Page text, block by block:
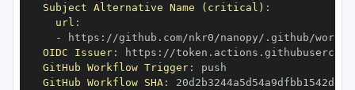
Subject Alternative Name (critical) :
url :
-
https : //github.com/nkr0/nanopy/.github/
OIDC Issuer: https :
GitHub Workflow Trigger:
GitHub Workflow SHA: